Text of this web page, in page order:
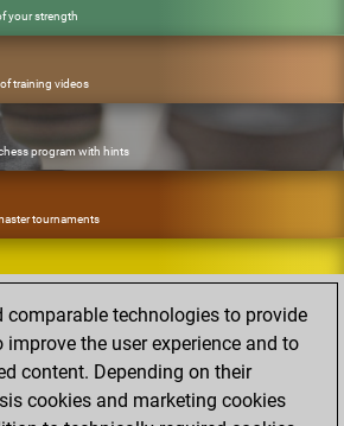
your strength
training videos
program with hints
tournaments
openings
games in the cloud
comparable technologies to provide
the user experience and to
content. Depending on their
cookies and marketing cookies